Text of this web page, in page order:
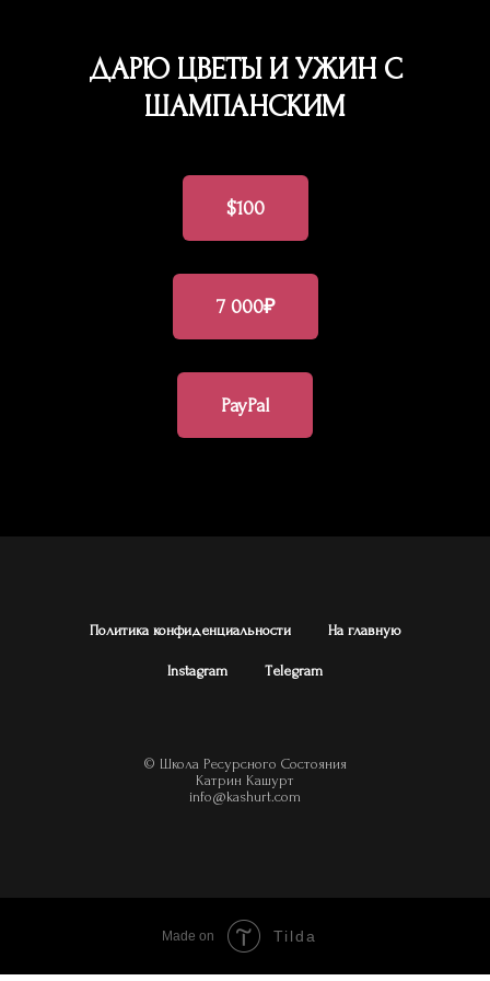
ДАРЮ ЦВЕТЫ И УЖИН С
ШАМПАНСКИМ
$100
7 000₽
PayPal
Политика конфиденциальности На главную
Instagram Тelegram
© Школа Ресурсного Состояния
Катрин Кашурт
info@kashurt.com
Made on Tilda